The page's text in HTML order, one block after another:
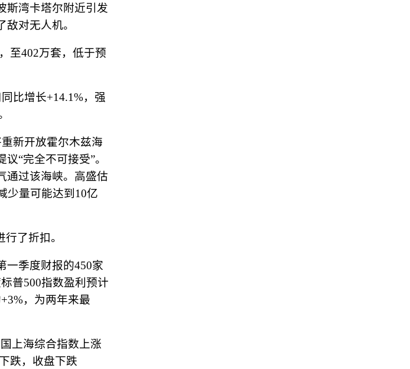
斯湾卡塔尔附近引发
对无人机。
，至402万套，低于预
比增长+14.1%，强
新开放霍尔木兹海
议“完全不可接受”。
通过该海峡。高盛估
少量可能达到 10亿
了折扣。
一季度财报的450家
普500指数盈利预计
+3%，为两年来最
上海综合指数上涨
跌，收盘下跌